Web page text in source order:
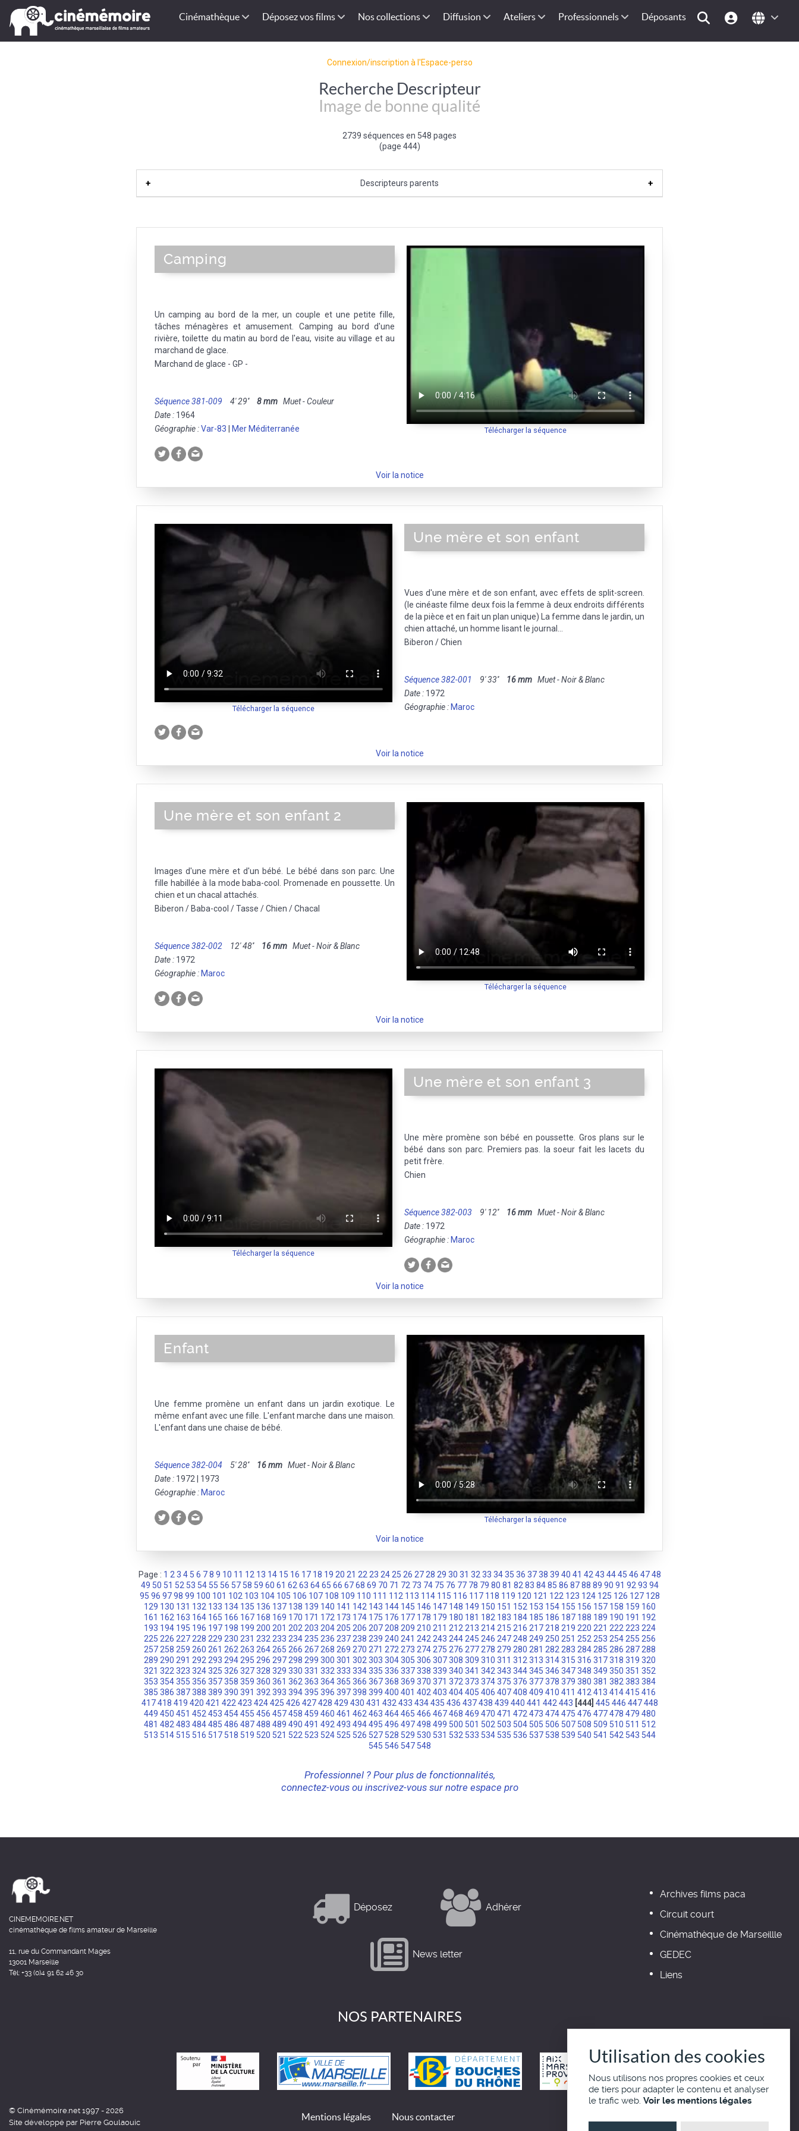
Cinémathèque Déposez vos films Nos collections Diffusion Ateliers Professionnels Déposants
Connexion/inscription à l'Espace-perso
Recherche Descripteur
Image de bonne qualité
2739 séquences en 548 pages
(page 444)
Descripteurs parents
Télécharger la séquence
Camping
Un camping au bord de la mer, un couple et une petite fille,
tâches ménagères et amusement. Camping au bord d'une
rivière, toilette du matin au bord de l'eau, visite au village et au
marchand de glace.
Marchand de glace - GP -
Séquence 381-009 4' 29'' 8 mm Muet - Couleur
Date : 1964
Géographie :Var-83 Mer Méditerranée
Voir la notice
Télécharger la séquence
Une mère et son enfant
Vues d'une mère et de son enfant, avec effets de split-screen.
(le cinéaste filme deux fois la femme à deux endroits différents
de la pièce et en fait un plan unique) La femme dans le jardin, un
chien attaché, un homme lisant le journal...
Biberon / Chien
Séquence 382-001 9' 33'' 16 mm Muet - Noir & Blanc
Date : 1972
Géographie : Maroc
Voir la notice
Télécharger la séquence
Une mère et son enfant 2
Images d'une mère et d'un bébé. Le bébé dans son parc. Une
fille habillée à la mode baba-cool. Promenade en poussette. Un
chien et un chacal attachés.
Biberon / Baba-cool / Tasse / Chien / Chacal
Séquence 382-002 12' 48'' 16 mm Muet - Noir & Blanc
Date : 1972
Géographie : Maroc
Voir la notice
Télécharger la séquence
Une mère et son enfant 3
Une mère promène son bébé en poussette. Gros plans sur le
bébé dans son parc. Premiers pas. la soeur fait les lacets du
petit frère.
Chien
Séquence 382-003 9' 12'' 16 mm Muet - Noir & Blanc
Date : 1972
Géographie : Maroc
Voir la notice
Télécharger la séquence
Enfant
Une femme promène un enfant dans un jardin exotique. Le
même enfant avec une fille. L'enfant marche dans une maison.
L'enfant dans une chaise de bébé.
Séquence 382-004 5' 28'' 16 mm Muet - Noir & Blanc
Date : 1972 | 1973
Géographie : Maroc
Voir la notice
Page : 1 2 3 4 5 6 7 8 9 10 11 12 13 14 15 16 17 18 19 20 21 22 23 24 25 26 27 28 29 30 31 32 33 34 35 36 37 38 39 40 41 42 43 44 45 46 47 48
49 50 51 52 53 54 55 56 57 58 59 60 61 62 63 64 65 66 67 68 69 70 71 72 73 74 75 76 77 78 79 80 81 82 83 84 85 86 87 88 89 90 91 92 93 94
95 96 97 98 99 100 101 102 103 104 105 106 107 108 109 110 111 112 113 114 115 116 117 118 119 120 121 122 123 124 125 126 127 128
129 130 131 132 133 134 135 136 137 138 139 140 141 142 143 144 145 146 147 148 149 150 151 152 153 154 155 156 157 158 159 160
161 162 163 164 165 166 167 168 169 170 171 172 173 174 175 176 177 178 179 180 181 182 183 184 185 186 187 188 189 190 191 192
193 194 195 196 197 198 199 200 201 202 203 204 205 206 207 208 209 210 211 212 213 214 215 216 217 218 219 220 221 222 223 224
225 226 227 228 229 230 231 232 233 234 235 236 237 238 239 240 241 242 243 244 245 246 247 248 249 250 251 252 253 254 255 256
257 258 259 260 261 262 263 264 265 266 267 268 269 270 271 272 273 274 275 276 277 278 279 280 281 282 283 284 285 286 287 288
289 290 291 292 293 294 295 296 297 298 299 300 301 302 303 304 305 306 307 308 309 310 311 312 313 314 315 316 317 318 319 320
321 322 323 324 325 326 327 328 329 330 331 332 333 334 335 336 337 338 339 340 341 342 343 344 345 346 347 348 349 350 351 352
353 354 355 356 357 358 359 360 361 362 363 364 365 366 367 368 369 370 371 372 373 374 375 376 377 378 379 380 381 382 383 384
385 386 387 388 389 390 391 392 393 394 395 396 397 398 399 400 401 402 403 404 405 406 407 408 409 410 411 412 413 414 415 416
417 418 419 420 421 422 423 424 425 426 427 428 429 430 431 432 433 434 435 436 437 438 439 440 441 442 443 [444] 445 446 447 448
449 450 451 452 453 454 455 456 457 458 459 460 461 462 463 464 465 466 467 468 469 470 471 472 473 474 475 476 477 478 479 480
481 482 483 484 485 486 487 488 489 490 491 492 493 494 495 496 497 498 499 500 501 502 503 504 505 506 507 508 509 510 511 512
513 514 515 516 517 518 519 520 521 522 523 524 525 526 527 528 529 530 531 532 533 534 535 536 537 538 539 540 541 542 543 544
545 546 547 548
Professionnel ? Pour plus de fonctionnalités,
connectez-vous ou inscrivez-vous sur notre espace pro
CINEMEMOIRE.NET
cinémathèque de films amateur de Marseille
11, rue du Commandant Mages
13001 Marseille
Tél: +33 (0)4 91 62 46 30
Déposez Adhérer
News letter
Archives films paca
Circuit court
Cinémathèque de Marseillle
GEDEC
Liens
NOS PARTENAIRES
© Cinémémoire.net 1997 - 2026
Site développé par Pierre Goulaouic
Mentions légales Nous contacter
Utilisation des cookies
Nous utilisons nos propres cookies et ceux
de tiers pour adapter le contenu et analyser
le trafic web. Voir les mentions légales